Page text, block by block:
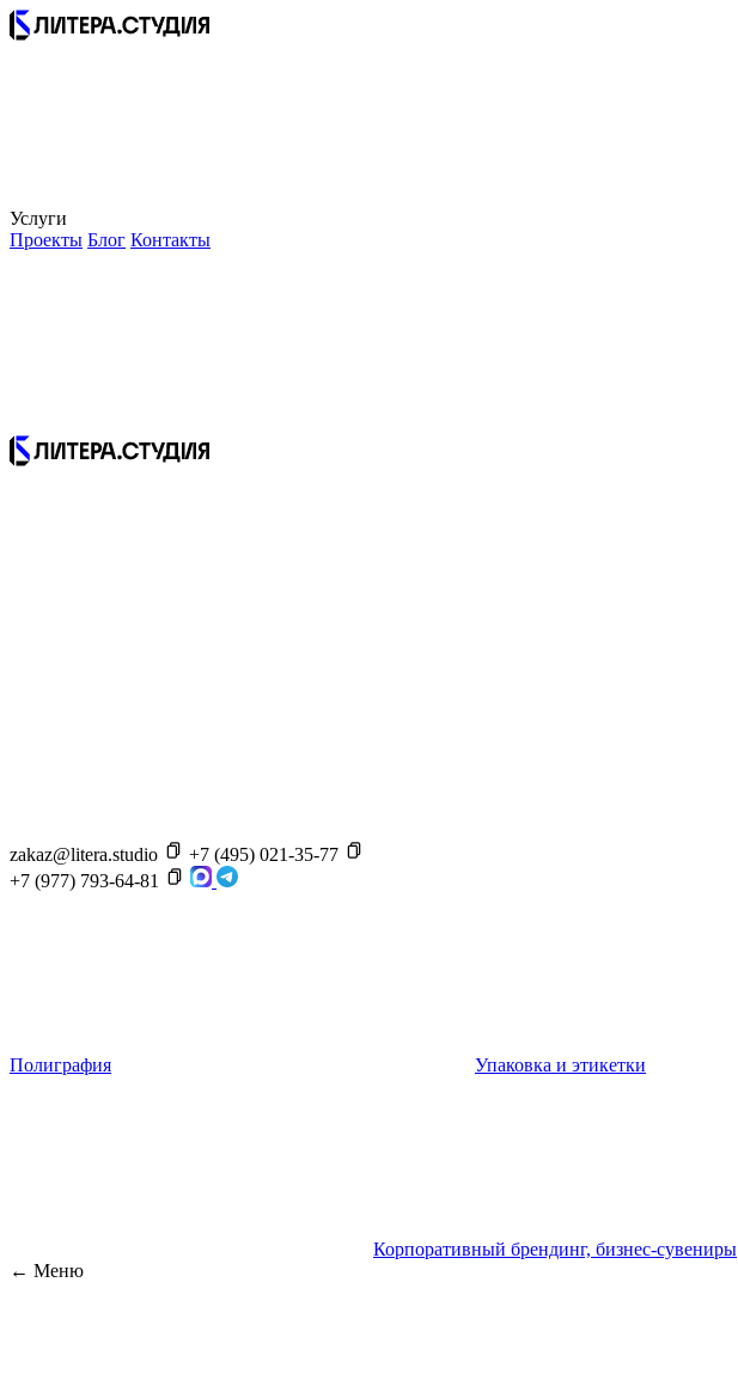
Услуги
Проекты Блог Контакты
zakaz@litera.studio
+7 (495) 021-35-77
+7 (977) 793-64-81
Полиграфия Упаковка и этикетки
Корпоративный брендинг, бизнес-сувениры
← Меню